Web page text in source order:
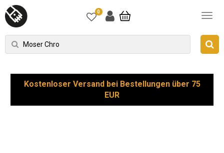
0
Kostenloser Versand bei Bestellungen über 75
EUR